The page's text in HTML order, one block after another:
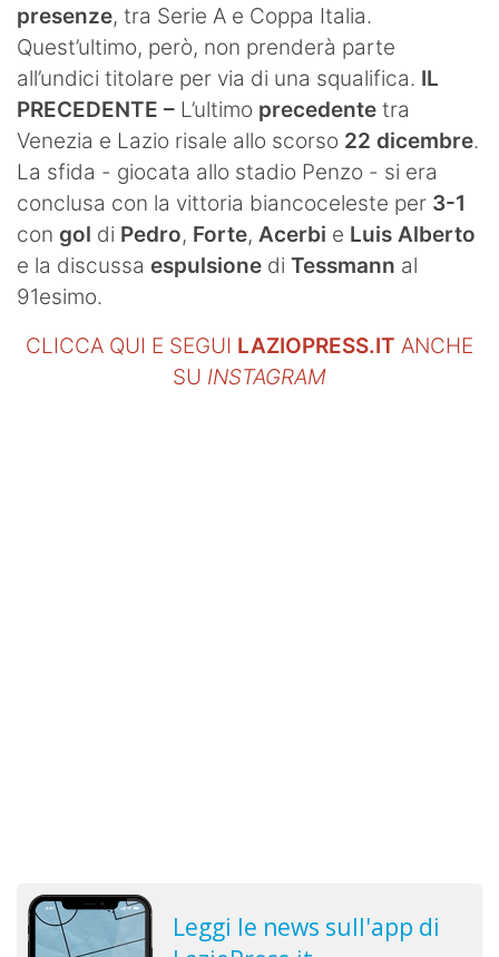
presenze, tra Serie A e Coppa Italia.
Quest’ultimo, però, non prenderà parte
all’undici titolare per via di una squalifica. IL
PRECEDENTE – L’ultimo precedente tra
Venezia e Lazio risale allo scorso 22 dicembre.
La sfida - giocata allo stadio Penzo - si era
conclusa con la vittoria biancoceleste per 3-1
con gol di Pedro, Forte, Acerbi e Luis Alberto
e la discussa espulsione di Tessmann al
91esimo.
CLICCA QUI E SEGUI LAZIOPRESS.IT ANCHE
SU INSTAGRAM